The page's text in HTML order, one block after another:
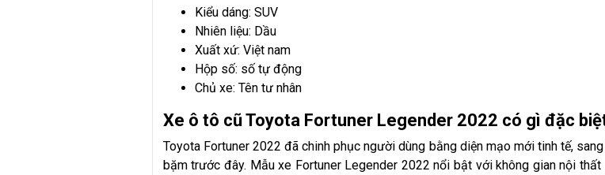
Kiểu dáng: SUV
Nhiên liệu: Dầu
Xuất xứ: Việt nam
Hộp số: số tự động
Chủ xe: Tên tư nhân
Xe ô tô cũ Toyota Fortuner Legender 2022 có gì đặc
Toyota Fortuner 2022 đã chinh phục người dùng bằng diện mạo mới tinh tế,
bặm trước đây. Mẫu xe Fortuner Legender 2022 nổi bật với không gian nội